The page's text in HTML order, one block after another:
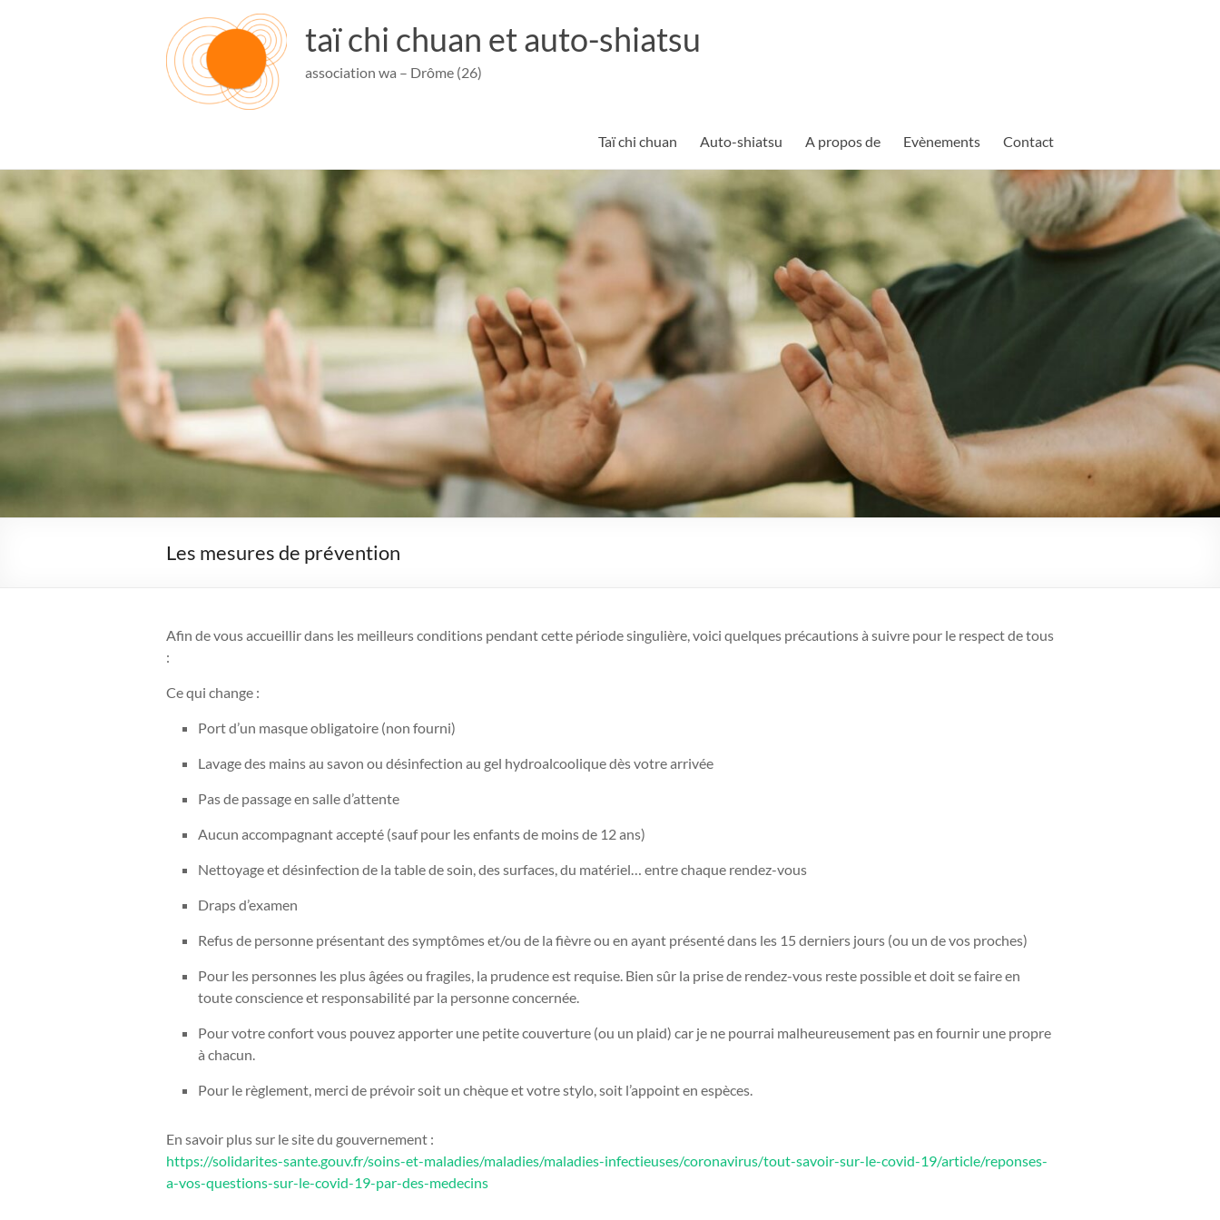
taï chi chuan et auto-shiatsu
association wa – Drôme (26)
Taï chi chuan Auto-shiatsu A propos de Evènements Contact
Les mesures de prévention
Afin de vous accueillir dans les meilleurs conditions pendant cette période singulière, voici quelques précautions à suivre pour le respect de tous
:
Ce qui change :
Port d’un masque obligatoire (non fourni)
Lavage des mains au savon ou désinfection au gel hydroalcoolique dès votre arrivée
Pas de passage en salle d’attente
Aucun accompagnant accepté (sauf pour les enfants de moins de 12 ans)
Nettoyage et désinfection de la table de soin, des surfaces, du matériel… entre chaque rendez-vous
Draps d’examen
Refus de personne présentant des symptômes et/ou de la fièvre ou en ayant présenté dans les 15 derniers jours (ou un de vos proches)
Pour les personnes les plus âgées ou fragiles, la prudence est requise. Bien sûr la prise de rendez-vous reste possible et doit se faire en
toute conscience et responsabilité par la personne concernée.
Pour votre confort vous pouvez apporter une petite couverture (ou un plaid) car je ne pourrai malheureusement pas en fournir une propre
à chacun.
Pour le règlement, merci de prévoir soit un chèque et votre stylo, soit l’appoint en espèces.
En savoir plus sur le site du gouvernement :
https://solidarites-sante.gouv.fr/soins-et-maladies/maladies/maladies-infectieuses/coronavirus/tout-savoir-sur-le-covid-19/article/reponses-
a-vos-questions-sur-le-covid-19-par-des-medecins